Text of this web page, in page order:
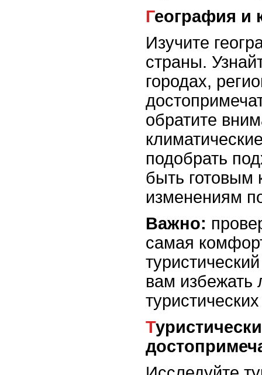
География и
Изучите
страны.
городах,
обратите
подобрать
быть готовым
изменениям
Важно:
самая
вам избежать
Туристические маршруты и